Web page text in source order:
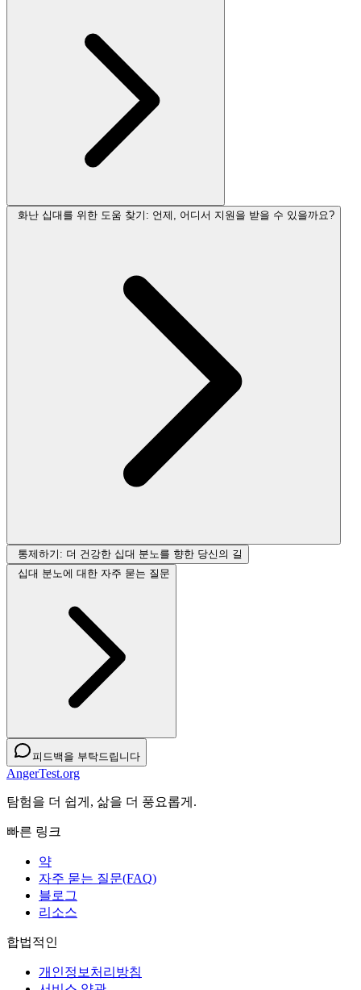
화난 십대를 위한 도움 찾기: 언제, 어디서 지원을 받을 수 있을까요?
통제하기: 더 건강한 십대 분노를 향한 당신의 길
십대 분노에 대한 자주 묻는 질문
피드백을 부탁드립니다
AngerTest.org
탐험을 더 쉽게, 삶을 더 풍요롭게.
빠른 링크
약
자주 묻는 질문(FAQ)
블로그
리소스
합법적인
개인정보처리방침